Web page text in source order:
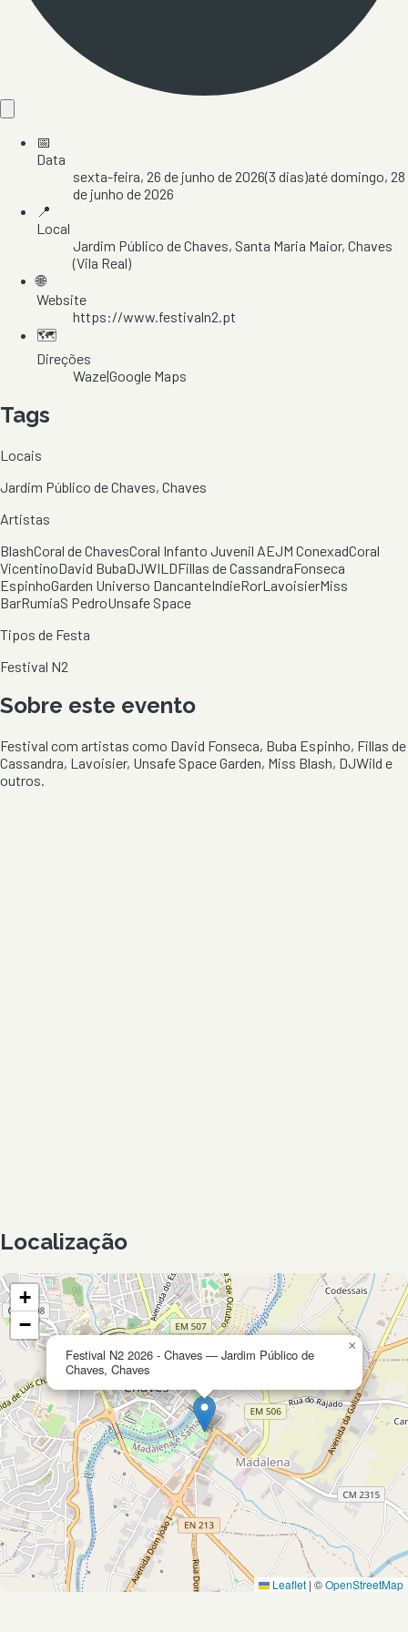
📅
Data
sexta-feira, 26 de junho de 2026(3 dias)atédomingo, 28
de junho de 2026
📍
Local
Jardim Público de Chaves, Santa Maria Maior, Chaves
(Vila Real)
🌐
Website
https://www.festivaln2.pt
🗺️
Direções
Waze|Google Maps
Tags
Locais
Jardim Público de Chaves, Chaves
Artistas
BlashCoral de ChavesCoral Infanto Juvenil AEJM ConexadCoral
VicentinoDavid BubaDJWILDFillas de CassandraFonseca
EspinhoGarden Universo DancanteIndieRorLavoisierMiss
BarRumiaS PedroUnsafe Space
Tipos de Festa
Festival N2
Sobre este evento
Festival com artistas como David Fonseca, Buba Espinho, Fillas de
Cassandra, Lavoisier, Unsafe Space Garden, Miss Blash, DJWild e
outros.
Localização
Festival N2 2026 - Chaves — Jardim Público de
Chaves, Chaves
×
+
−
Leaflet | ©OpenStreetMap